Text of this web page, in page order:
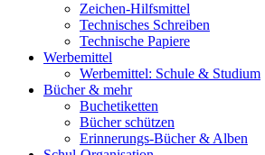
Zeichen-Hilfsmittel
Technisches Schreiben
Technische Papiere
Werbemittel
Werbemittel: Schule & Studium
Bücher & mehr
Buchetiketten
Bücher schützen
Erinnerungs-Bücher & Alben